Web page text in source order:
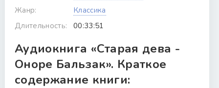
Жанр:
Классика
Длительность:
00:33:51
Аудиокнига «Старая дева -
Оноре Бальзак». Краткое
содержание книги: